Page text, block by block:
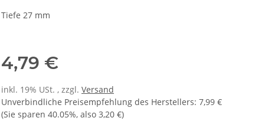
Tiefe 27 mm
4,79 €
inkl. 19% USt. , zzgl. Versand
Unverbindliche Preisempfehlung des Herstellers: 7,99 €
(Sie sparen 40.05%, also 3,20 €)